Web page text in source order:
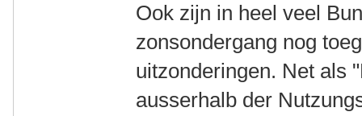
Ook zijn in heel veel
zonsondergang nog
uitzonderingen. Net als
ausserhalb der